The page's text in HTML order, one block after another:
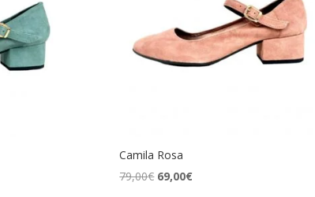
Camila Rosa
79,00€ El
69,00€El